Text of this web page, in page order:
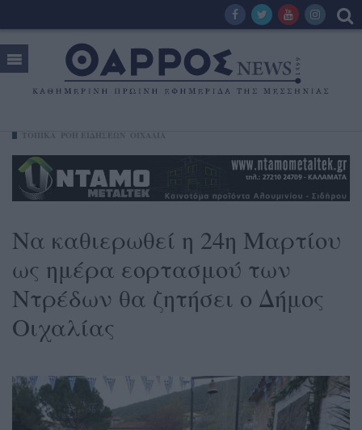
Να καθιερωθεί η 24η Μαρτίου
ως ημέρα εορτασμού των
Ντρέδων θα ζητήσει ο Δήμος
Οιχαλίας